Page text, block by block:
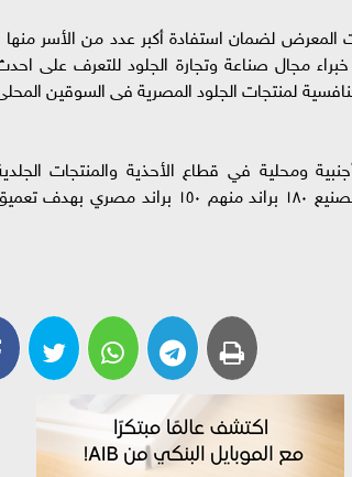
لضمان استفادة أكبر عدد من الأسر منها
مجال صناعة وتجارة الجلود للتعرف على
لمنتجات الجلود المصرية فى السوقين
مساحة 5000 متر٢ ، ويشارك فيه ١٢٠ شركة أجنبية ومحلية في قطاع الأحذية والمنتجات
،ومستلزمات الإنتاج اللازمة للقطاع، منهم ٩٥ شركة مصرية يقوموم بتصنيع ١٨٠ براند منهم ١٥٠ براند مصري